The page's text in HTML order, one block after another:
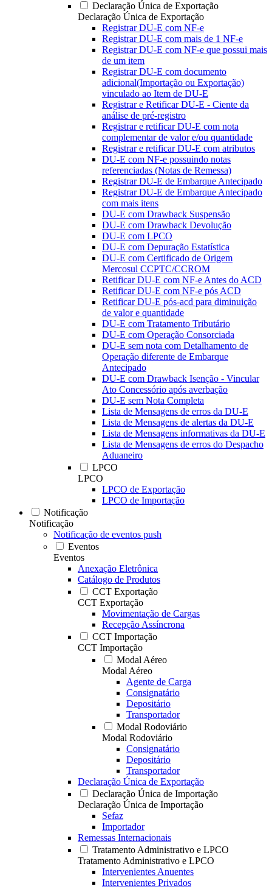
Declaração Única de Exportação
Declaração Única de Exportação
Registrar DU-E com NF-e
Registrar DU-E com mais de 1 NF-e
Registrar DU-E com NF-e que possui mais
de um item
Registrar DU-E com documento
adicional(Importação ou Exportação)
vinculado ao Item de DU-E
Registrar e Retificar DU-E - Ciente da
análise de pré-registro
Registrar e retificar DU-E com nota
complementar de valor e/ou quantidade
Registrar e retificar DU-E com atributos
DU-E com NF-e possuindo notas
referenciadas (Notas de Remessa)
Registrar DU-E de Embarque Antecipado
Registrar DU-E de Embarque Antecipado
com mais itens
DU-E com Drawback Suspensão
DU-E com Drawback Devolução
DU-E com LPCO
DU-E com Depuração Estatística
DU-E com Certificado de Origem
Mercosul CCPTC/CCROM
Retificar DU-E com NF-e Antes do ACD
Retificar DU-E com NF-e pós ACD
Retificar DU-E pós-acd para diminuição
de valor e quantidade
DU-E com Tratamento Tributário
DU-E com Operação Consorciada
DU-E sem nota com Detalhamento de
Operação diferente de Embarque
Antecipado
DU-E com Drawback Isenção - Vincular
Ato Concessório após averbação
DU-E sem Nota Completa
Lista de Mensagens de erros da DU-E
Lista de Mensagens de alertas da DU-E
Lista de Mensagens informativas da DU-E
Lista de Mensagens de erros do Despacho
Aduaneiro
LPCO
LPCO
LPCO de Exportação
LPCO de Importação
Notificação
Notificação
Notificação de eventos push
Eventos
Eventos
Anexação Eletrônica
Catálogo de Produtos
CCT Exportação
CCT Exportação
Movimentação de Cargas
Recepção Assíncrona
CCT Importação
CCT Importação
Modal Aéreo
Modal Aéreo
Agente de Carga
Consignatário
Depositário
Transportador
Modal Rodoviário
Modal Rodoviário
Consignatário
Depositário
Transportador
Declaração Única de Exportação
Declaração Única de Importação
Declaração Única de Importação
Sefaz
Importador
Remessas Internacionais
Tratamento Administrativo e LPCO
Tratamento Administrativo e LPCO
Intervenientes Anuentes
Intervenientes Privados